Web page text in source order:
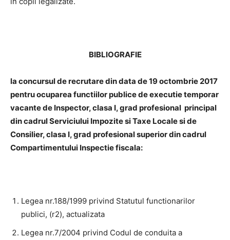
BIBLIOGRAFIE
la concursul de recrutare din data de 19 octombrie 2017
pentru ocuparea functiilor publicede executie temporar
vacante de Inspector, clasa I, grad profesional principal
din cadrul Serviciului Impozite si Taxe Locale si de
Consilier, clasa I, grad profesional superior din cadrul
Compartimentului Inspectie fiscala:
Legea nr.188/1999 privind Statutul functionarilor
publici, (r2), actualizata
Legea nr.7/2004 privind Codul de conduita a